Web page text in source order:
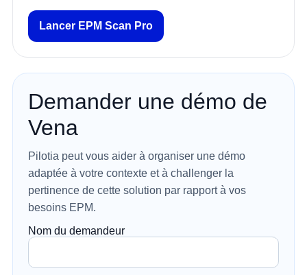
Lancer EPM Scan Pro
Demander une démo de
Vena
Pilotia peut vous aider à organiser une démo
adaptée à votre contexte et à challenger la
pertinence de cette solution par rapport à vos
besoins EPM.
Nom du demandeur